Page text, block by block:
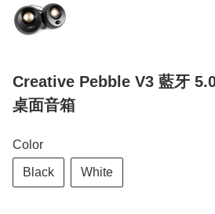
Creative Pebble V3 藍牙
桌面音箱
Color
Black White